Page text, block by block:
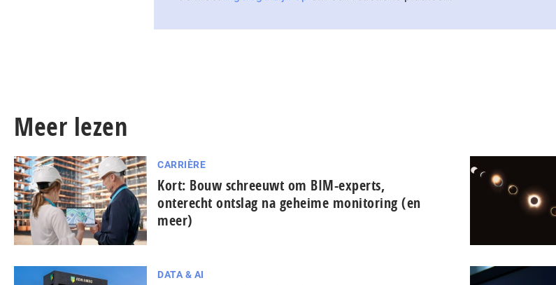
Meer lezen
CARRIÈRE
Kort: Bouw schreeuwt om BIM-experts,
onterecht ontslag na geheime monitoring (en
meer)
DATA & AI